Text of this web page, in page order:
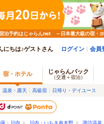
泊予約はじゃらんnet ～日本最大級の宿・
にちは♪ゲストさん ログイン 会員
宿・ホテル じゃらんパック
（交通＋宿泊）
温泉・露天 高級宿 日帰り・デイユース
・川内 > 川内・いちき串木野 > 諏訪温泉